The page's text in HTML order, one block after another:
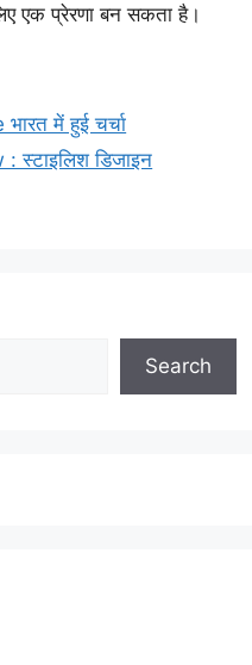
एक प्रेरणा बन सकता है।
में हुई चर्चा
डिजाइन
Search